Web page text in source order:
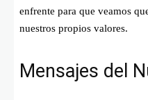
enfrente para que veamos
nuestros propios valores.
Mensajes del